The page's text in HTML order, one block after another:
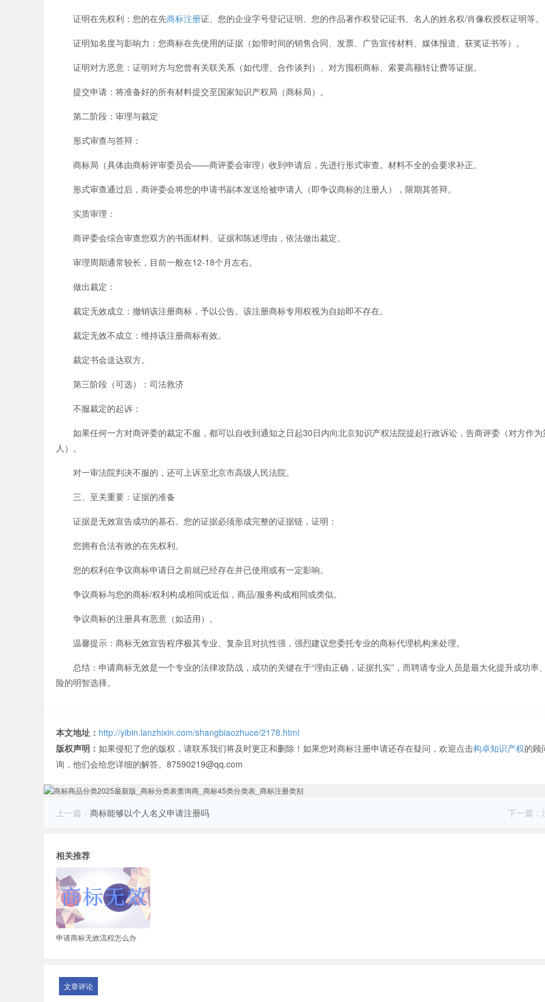
证明在先权利：您的在先商标注册证、您的企业字号登记证明、您的作品著作权登记证书、名人的姓名权/肖像权授权证明等。
证明知名度与影响力：您商标在先使用的证据（如带时间的销售合同、发票、广告宣传材料、媒体报道、获奖证书等）。
证明对方恶意：证明对方与您曾有关联关系（如代理、合作谈判）、对方囤积商标、索要高额转让费等证据。
提交申请：将准备好的所有材料提交至国家知识产权局（商标局）。
第二阶段：审理与裁定
形式审查与答辩：
商标局（具体由商标评审委员会——商评委会审理）收到申请后，先进行形式审查。材料不全的会要求补正。
形式审查通过后，商评委会将您的申请书副本发送给被申请人（即争议商标的注册人），限期其答辩。
实质审理：
商评委会综合审查您双方的书面材料、证据和陈述理由，依法做出裁定。
审理周期通常较长，目前一般在12-18个月左右。
做出裁定：
裁定无效成立：撤销该注册商标，予以公告。该注册商标专用权视为自始即不存在。
裁定无效不成立：维持该注册商标有效。
裁定书会送达双方。
第三阶段（可选）：司法救济
不服裁定的起诉：
如果任何一方对商评委的裁定不服，都可以自收到通知之日起30日内向北京知识产权法院提起行政诉讼，告商评委（对方作为
人）。
对一审法院判决不服的，还可上诉至北京市高级人民法院。
三、至关重要：证据的准备
证据是无效宣告成功的基石。您的证据必须形成完整的证据链，证明：
您拥有合法有效的在先权利。
您的权利在争议商标申请日之前就已经存在并已使用或有一定影响。
争议商标与您的商标/权利构成相同或近似，商品/服务构成相同或类似。
争议商标的注册具有恶意（如适用）。
温馨提示：商标无效宣告程序极其专业、复杂且对抗性强，强烈建议您委托专业的商标代理机构来处理。
总结：申请商标无效是一个专业的法律攻防战，成功的关键在于“理由正确，证据扎实”，而聘请专业人员是最大化提升成功率
险的明智选择。
本文地址： http://yibin.lanzhixin.com/shangbiaozhuce/2178.html
版权声明： 如果侵犯了您的版权，请联系我们将及时更正和删除！如果您对商标注册申请还存在疑问，欢迎点击构卓知识产权的顾
询，他们会给您详细的解答。87590219@qq.com
上一篇： 商标能够以个人名义申请注册吗 下一篇：
相关推荐
申请商标无效流程怎么办
文章评论